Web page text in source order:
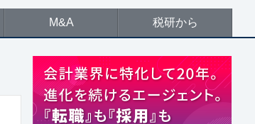
M&A 税研から